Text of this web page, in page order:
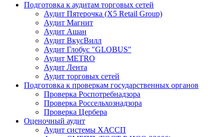
Подготовка к аудитам торговых сетей
Аудит Пятерочка (X5 Retail Group)
Аудит Магнит
Аудит Ашан
Аудит ВкусВилл
Аудит Глобус "GLOBUS"
Аудит METRO
Аудит Лента
Аудит торговых сетей
Подготовка к проверкам государственных органов
Проверка Роспотребнадзора
Проверка Россельхознадзора
Проверка Цербера
Оценочный аудит
Аудит системы ХАССП